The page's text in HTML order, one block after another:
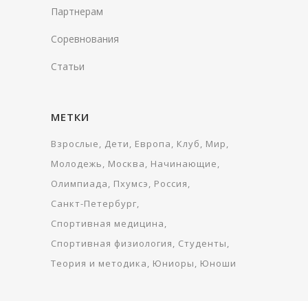
Партнерам
Соревнования
Статьи
МЕТКИ
Взрослые Дети Европа Клуб
Мир
Молодежь
Москва
Начинающие
Олимпиада
Пхумсэ
Россия
Санкт-Петербург
Спортивная медицина
Спортивная физиология
Студенты
Теория и методика
Юниоры Юноши